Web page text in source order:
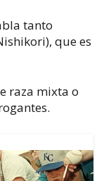
tanto
que es
raza mixta o